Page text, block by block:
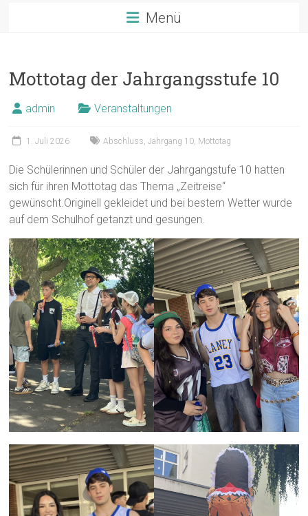
Menü
Mottotag der Jahrgangsstufe 10
admin Veranstaltungen
1. Juli 2026 Abschluss,Jahrgang 10, Mottotag
Die Schülerinnen und Schüler der Jahrgangstufe 10 hatten
sich für ihren Mottotag das Thema „Zeitreise“
gewünscht.Originell gekleidet und bei bestem Wetter wurde
auf dem Schulhof getanzt und gesungen.